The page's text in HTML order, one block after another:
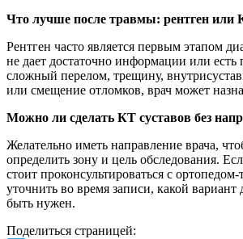
Что лучше после травмы: рентген или
Рентген часто является первым этапом
не дает достаточно информации или есть
сложный перелом, трещину,
или смещение отломков, врач может
Можно ли сделать КТ суставов без
Желательно иметь направление врача,
определить зону и цель обследования.
стоит проконсультироваться с
уточнить во время записи, какой
быть нужен.
Поделиться страницей: